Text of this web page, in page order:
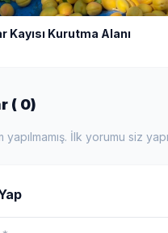
Kayısı Kurutma Alanı
( 0)
İlk yorumu siz